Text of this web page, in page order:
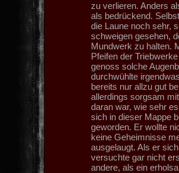
zu verlieren. Anders
als bedrückend.
die Laune noch sehr,
schweigen gesehen,
Mundwerk zu halten.
Pfeifen der
genoss solche
durchwühlte
bereits nur allzu gut
allerdings sorgsam
daran war, wie sehr
sich in dieser Mappe
geworden. Er wollte
keine Geheimnisse
ausgelaugt. Als er
versuchte gar nicht
andere, als ein